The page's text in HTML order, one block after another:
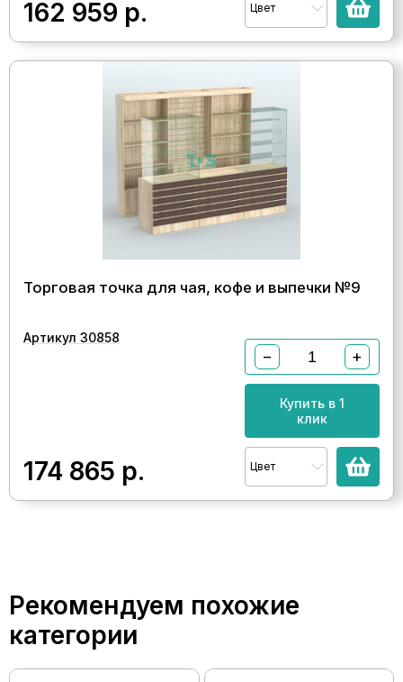
162 959 р. Цвет
Торговая точка для чая, кофе и выпечки №9
Артикул 30858
174 865 р.
− +
Купить в 1
клик
Цвет
Рекомендуем похожие
категории